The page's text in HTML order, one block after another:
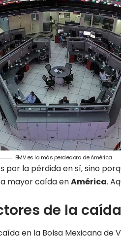
BMV es la más perdedora de América
por la pérdida en sí, sino
mayor caída enAmérica.
de la
en la Bolsa Mexicana de